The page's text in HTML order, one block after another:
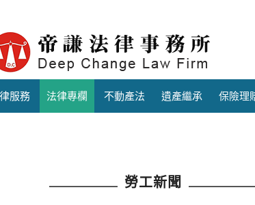
服務 法律專欄 不動產法 遺產繼承 保險理
勞工新聞